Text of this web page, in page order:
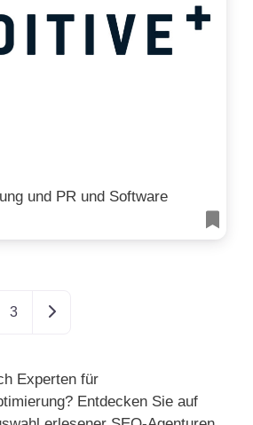
und PR und Software
3 Ältere Beiträge
Experten für
Entdecken Sie auf